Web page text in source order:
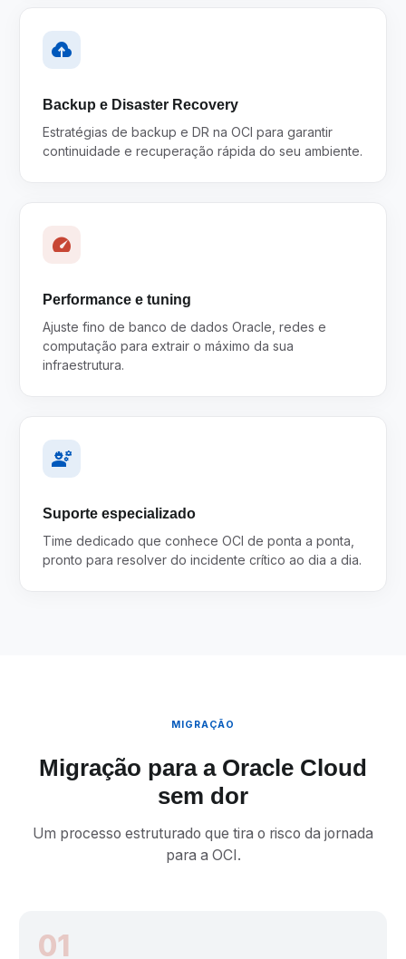
backup
Backup e Disaster Recovery
Estratégias de backup e DR na OCI para garantir
continuidade e recuperação rápida do seu ambiente.
speed
Performance e tuning
Ajuste fino de banco de dados Oracle, redes e
computação para extrair o máximo da sua
infraestrutura.
engineering
Suporte especializado
Time dedicado que conhece OCI de ponta a ponta,
pronto para resolver do incidente crítico ao dia a dia.
MIGRAÇÃO
Migração para a Oracle Cloud
sem dor
Um processo estruturado que tira o risco da jornada
para a OCI.
01